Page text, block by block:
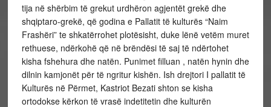
tija në shërbim të grekut urdhëron agjentët grekë dhe
shqiptaro-grekë, që godina e Pallatit të kulturës “Naim
Frashëri” te shkatërrohet plotësisht, duke lënë vetëm muret
rethuese, ndërkohë që në brëndësi të saj të ndërtohet
kisha fshehura dhe natën. Punimet filluan , natën hynin dhe
dilnin kamjonët për të ngritur kishën. Ish drejtori I pallatit të
Kulturës në Përmet, Kastriot Bezati shton se kisha
ortodokse kërkon të vrasë indetitetin dhe kulturën